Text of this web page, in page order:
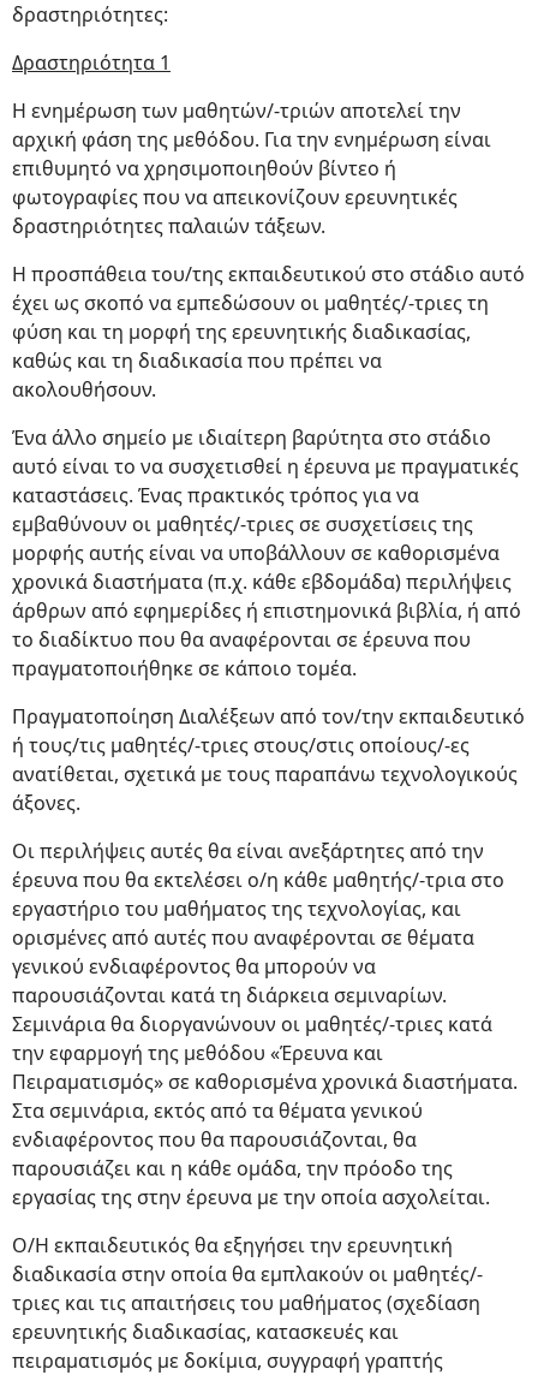
δραστηριότητες:
Δραστηριότητα 1
Η ενημέρωση των μαθητών/-τριών αποτελεί την
αρχική φάση της μεθόδου. Για την ενημέρωση είναι
επιθυμητό να χρησιμοποιηθούν βίντεο ή
φωτογραφίες που να απεικονίζουν ερευνητικές
δραστηριότητες παλαιών τάξεων.
Η προσπάθεια του/της εκπαιδευτικού στο στάδιο αυτό
έχει ως σκοπό να εμπεδώσουν οι μαθητές/-τριες τη
φύση και τη μορφή της ερευνητικής διαδικασίας,
καθώς και τη διαδικασία που πρέπει να
ακολουθήσουν.
Ένα άλλο σημείο με ιδιαίτερη βαρύτητα στο στάδιο
αυτό είναι το να συσχετισθεί η έρευνα με πραγματικές
καταστάσεις. Ένας πρακτικός τρόπος για να
εμβαθύνουν οι μαθητές/-τριες σε συσχετίσεις της
μορφής αυτής είναι να υποβάλλουν σε καθορισμένα
χρονικά διαστήματα (π.χ. κάθε εβδομάδα) περιλήψεις
άρθρων από εφημερίδες ή επιστημονικά βιβλία, ή από
το διαδίκτυο που θα αναφέρονται σε έρευνα που
πραγματοποιήθηκε σε κάποιο τομέα.
Πραγματοποίηση Διαλέξεων από τον/την εκπαιδευτικό
ή τους/τις μαθητές/-τριες στους/στις οποίους/-ες
ανατίθεται, σχετικά με τους παραπάνω τεχνολογικούς
άξονες.
Οι περιλήψεις αυτές θα είναι ανεξάρτητες από την
έρευνα που θα εκτελέσει ο/η κάθε μαθητής/-τρια στο
εργαστήριο του μαθήματος της τεχνολογίας, και
ορισμένες από αυτές που αναφέρονται σε θέματα
γενικού ενδιαφέροντος θα μπορούν να
παρουσιάζονται κατά τη διάρκεια σεμιναρίων.
Σεμινάρια θα διοργανώνουν οι μαθητές/-τριες κατά
την εφαρμογή της μεθόδου «Έρευνα και
Πειραματισμός» σε καθορισμένα χρονικά διαστήματα.
Στα σεμινάρια, εκτός από τα θέματα γενικού
ενδιαφέροντος που θα παρουσιάζονται, θα
παρουσιάζει και η κάθε ομάδα, την πρόοδο της
εργασίας της στην έρευνα με την οποία ασχολείται.
Ο/Η εκπαιδευτικός θα εξηγήσει την ερευνητική
διαδικασία στην οποία θα εμπλακούν οι μαθητές/-
τριες και τις απαιτήσεις του μαθήματος (σχεδίαση
ερευνητικής διαδικασίας, κατασκευές και
πειραματισμός με δοκίμια, συγγραφή γραπτής